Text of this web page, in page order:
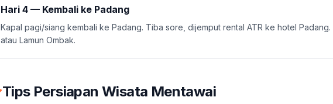
Hari 4 — Kembali ke Padang
Kapal pagi/siang kembali ke Padang. Tiba sore, dijemput rental ATR ke hotel
atau Lamun Ombak.
Tips Persiapan Wisata Mentawai